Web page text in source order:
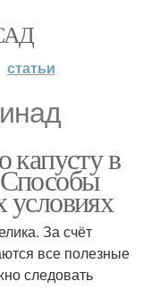
статьи
капусту в
За счёт
все полезные
следовать